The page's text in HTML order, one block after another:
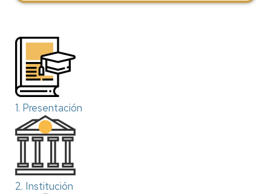
1. Presentación
2. Institución